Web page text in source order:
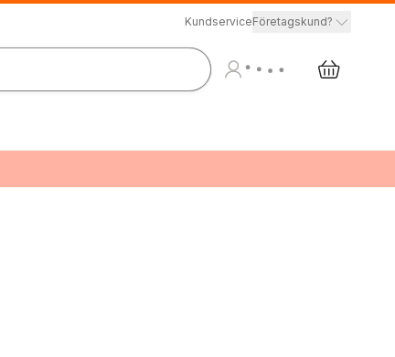
KundserviceFöretagskund?